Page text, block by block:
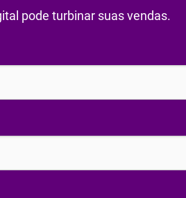
pode turbinar suas vendas.